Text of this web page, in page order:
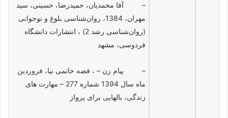
– آقا محمدیان، حمیدرضا، حسینی، سید
مهران، 1384، روان‌شناسی بلوغ و نوجوانی
(روان‌شناسی رشد 2) ، انتشارات دانشگاه
فردوسی، مشهد
– پیام زن – ، فضه خاتمی نیا، فروردین
ماه سال 1394 شماره 277 – مهارت های
زندگی، بال‎هایی برای پرواز